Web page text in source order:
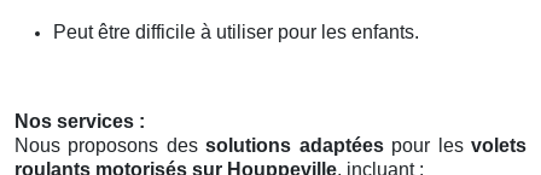
Peut être difficile à utiliser pour les enfants.
Nos services :
Nous proposons dessolutions adaptéespour lesvolets
roulants motorisés sur Houppeville, incluant :